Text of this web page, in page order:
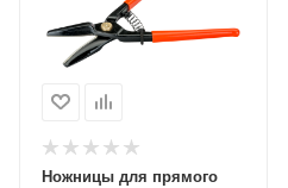
Ножницы для прямого